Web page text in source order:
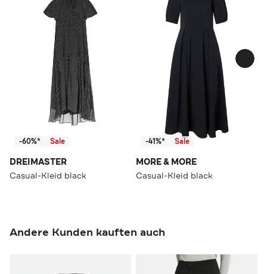
-60%* Sale
DREIMASTER
Casual-Kleid black
-41%* Sale
MORE & MORE
Casual-Kleid black
Andere Kunden kauften auch